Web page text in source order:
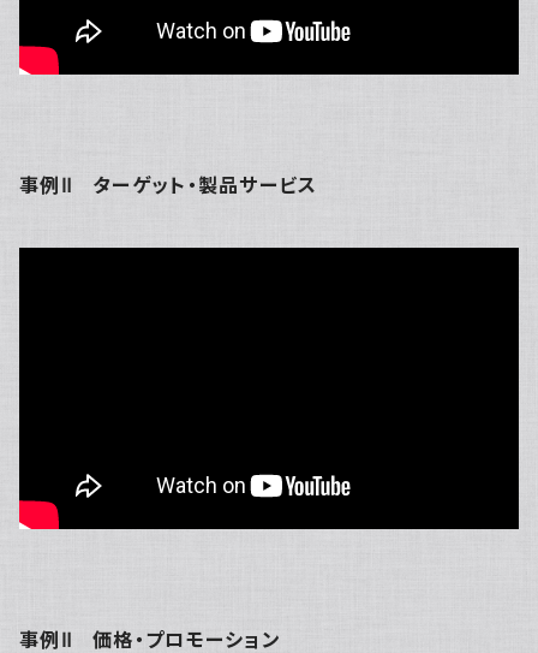
事例Ⅱ ターゲット・製品サービス
事例Ⅱ 価格・プロモーション